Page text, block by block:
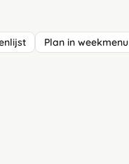
Plan in weekmenu